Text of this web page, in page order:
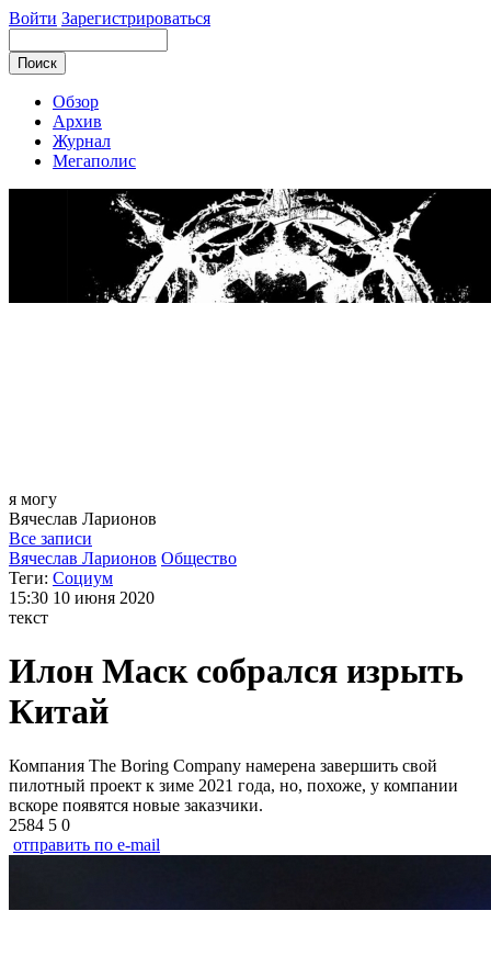
Войти Зарегистрироваться
Обзор
Архив
Журнал
Мегаполис
я могу
Вячеслав Ларионов
Все записи
Вячеслав Ларионов Общество
Теги: Социум
15:30 10 июня 2020
текст
Илон Маск собрался изрыть
Китай
Компания The Boring Company намерена завершить свой
пилотный проект к зиме 2021 года, но, похоже, у компании
вскоре появятся новые заказчики.
2584 5 0
отправить по e-mail